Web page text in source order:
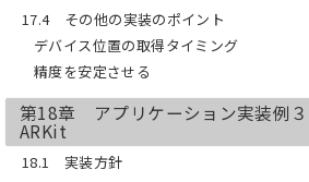
17.4 その他の実装のポイント
デバイス位置の取得タイミング
精度を安定させる
第18章 アプリケーション実装例
ARKit
18.1 実装方針